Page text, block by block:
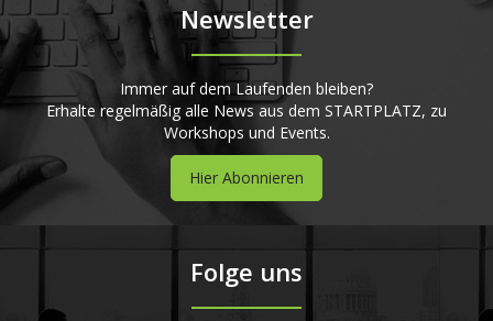
Newsletter
Immer auf dem Laufenden bleiben?
Erhalte regelmäßig alle News aus dem STARTPLATZ, zu
Workshops und Events.
Hier Abonnieren
Folge uns